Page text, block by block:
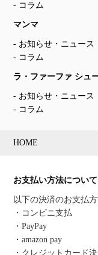
コラム
マンマ
お知らせ・ニュース
コラム
ラ・ファーファ シュ
お知らせ・ニュース
コラム
HOME
お支払い方法について
以下の決済のお支払
・コンビニ支払
・PayPay
・amazon pay
・クレジットカード